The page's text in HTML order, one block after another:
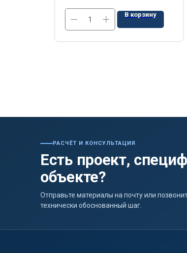
В корзину
РАСЧЁТ И КОНСУЛЬТАЦИЯ
Есть проект,
объекте?
Отправьте материалы на почту или
технически обоснованный шаг.